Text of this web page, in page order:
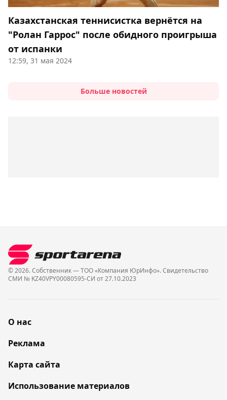
Казахстанская теннисистка вернётся на
"Ролан Гаррос" после обидного проигрыша
от испанки
12:59, 31 мая 2024
Больше новостей
© 2026. Собственник — ТОО «Компания ЮрИнфо». Cвидетельство
СМИ № KZ40VPY00080595-СИ от 27.10.2023
О нас
Реклама
Карта сайта
Использование материалов